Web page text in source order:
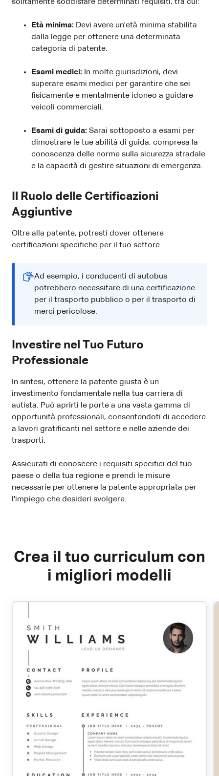
solitamente soddisfare determinati requisiti, tra cui:
Età minima: Devi avere un'età minima stabilita
dalla legge per ottenere una determinata
categoria di patente.
Esami medici: In molte giurisdizioni, devi
superare esami medici per garantire che sei
fisicamente e mentalmente idoneo a guidare
veicoli commerciali.
Esami di guida: Sarai sottoposto a esami per
dimostrare le tue abilità di guida, compresa la
conoscenza delle norme sulla sicurezza stradale
e la capacità di gestire situazioni di emergenza.
Il Ruolo delle Certificazioni
Aggiuntive
Oltre alla patente, potresti dover ottenere
certificazioni specifiche per il tuo settore.
Ad esempio, i conducenti di autobus
potrebbero necessitare di una certificazione
per il trasporto pubblico o per il trasporto di
merci pericolose.
Investire nel Tuo Futuro
Professionale
In sintesi, ottenere la patente giusta è un
investimento fondamentale nella tua carriera di
autista. Può aprirti le porte a una vasta gamma di
opportunità professionali, consentendoti di accedere
a lavori gratificanti nel settore e nelle aziende dei
trasporti.
Assicurati di conoscere i requisiti specifici del tuo
paese o della tua regione e prendi le misure
necessarie per ottenere la patente appropriata per
l'impiego che desideri svolgere.
Crea il tuo curriculum con
i migliori modelli